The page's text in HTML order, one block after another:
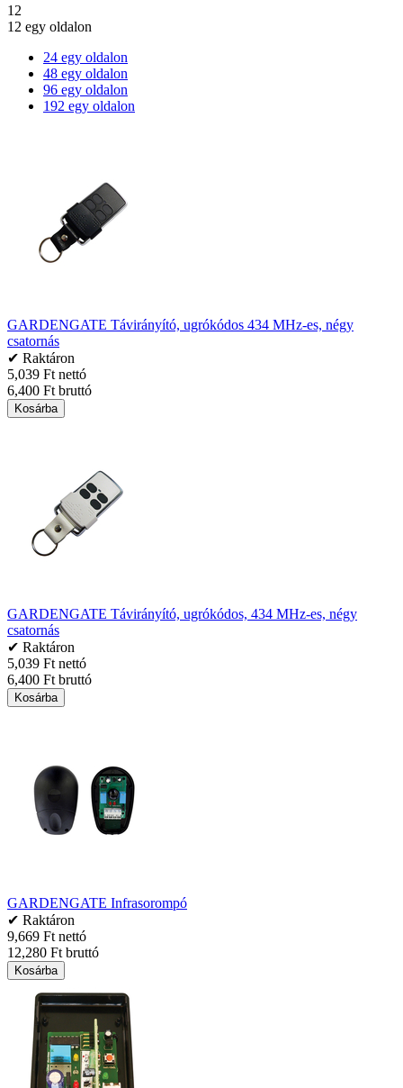
12
12 egy oldalon
24 egy oldalon
48 egy oldalon
96 egy oldalon
192 egy oldalon
GARDENGATE Távirányító, ugrókódos 434 MHz-es, négy
csatornás
✔ Raktáron
5,039 Ft nettó
6,400 Ft bruttó
Kosárba
GARDENGATE Távirányító, ugrókódos, 434 MHz-es, négy
csatornás
✔ Raktáron
5,039 Ft nettó
6,400 Ft bruttó
Kosárba
GARDENGATE Infrasorompó
✔ Raktáron
9,669 Ft nettó
12,280 Ft bruttó
Kosárba